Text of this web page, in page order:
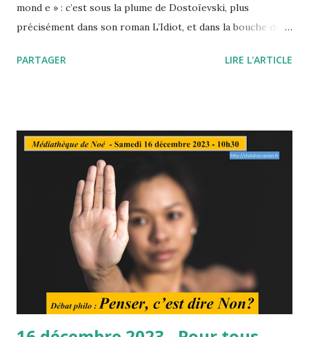
mond e » : c’est sous la plume de Dostoïevski, plus
précisément dans son roman L’Idiot, et dans la bouche de
trouve cette formule fameuse2. Fameuse, et surprenante.
convictions qu’elle sousentend demande explication. Que
signifie « la beauté » ? Et que signifie « sauver le monde » ?
Et de l’un à l’autre, quel rapport peut-il bien exister ?
Quand la beauté nous sauve Charles Pépin EAN :
9782221114087 234 pages ROBERT LAFFONT (07/02/2013)
L’éclat d’un rayon de lumière se posant sur les flots à
travers un ciel d’orage, les couleurs flamboyantes d’un
tableau de Van Gogh, une mélodie de Michel Berger ou de
David Bowie, les progressions vertigi...
PARTAGER LIRE L'ARTICLE